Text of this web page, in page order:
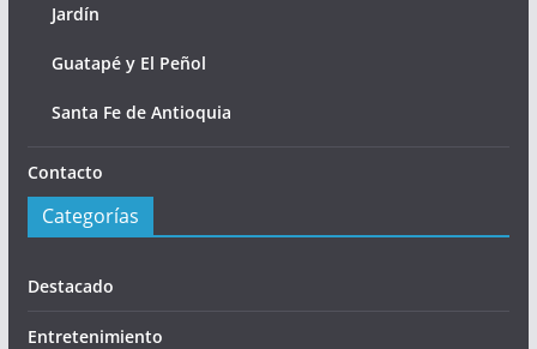
Jardín
Guatapé y El Peñol
Santa Fe de Antioquia
Contacto
Categorías
Destacado
Entretenimiento